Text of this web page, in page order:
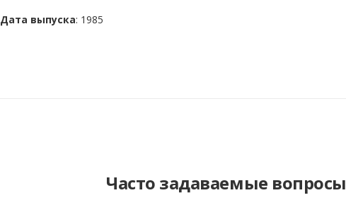
Дата выпуска: 1985
Часто задаваемые вопросы